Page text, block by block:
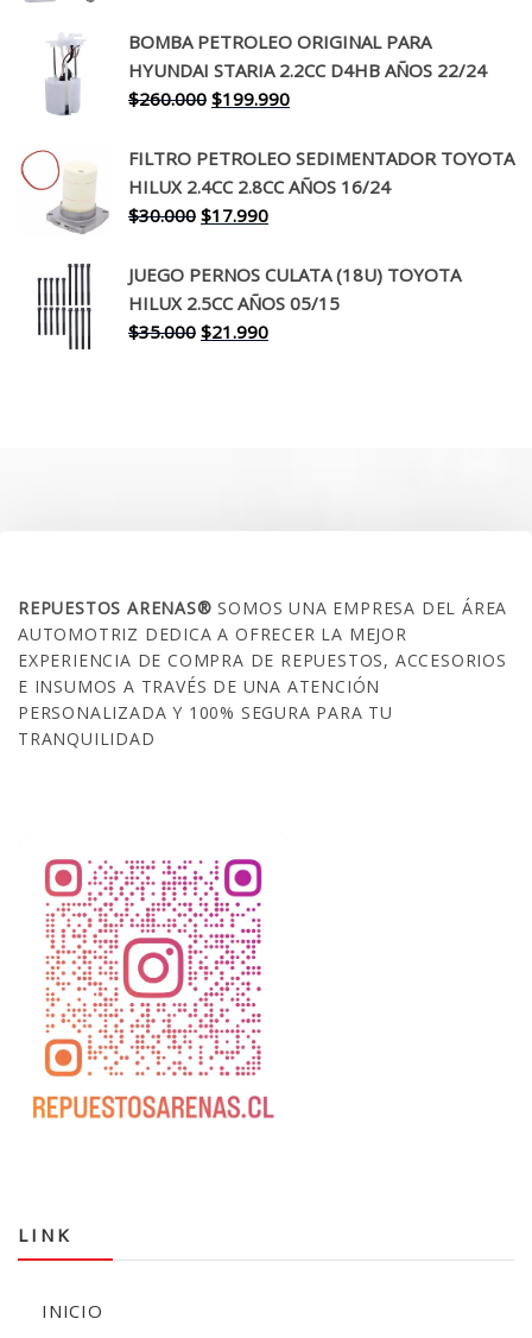
original
era:
$650.000.
actual
es:
$519.990.
BOMBA PETROLEO ORIGINAL PARA
HYUNDAI STARIA 2.2CC D4HB AÑOS 22/24
$260.000 El
original
era:
$260.000.
$199.990El
actual
es:
FILTRO PETROLEO SEDIMENTADOR TOYOTA
HILUX 2.4CC 2.8CC AÑOS 16/24
$30.000 El
original
era:
$30.000.
$17.990El
actual
es:
$17.990.
JUEGO PERNOS CULATA (18U) TOYOTA
HILUX 2.5CC AÑOS 05/15
$35.000 El
$21.990El
REPUESTOS ARENAS®SOMOS UNA EMPRESA DEL ÁREA
AUTOMOTRIZ DEDICA A OFRECER LA MEJOR
EXPERIENCIA DE COMPRA DE REPUESTOS, ACCESORIOS
E INSUMOS A TRAVÉS DE UNA ATENCIÓN
PERSONALIZADA Y 100% SEGURA PARA TU
TRANQUILIDAD
LINK
INICIO